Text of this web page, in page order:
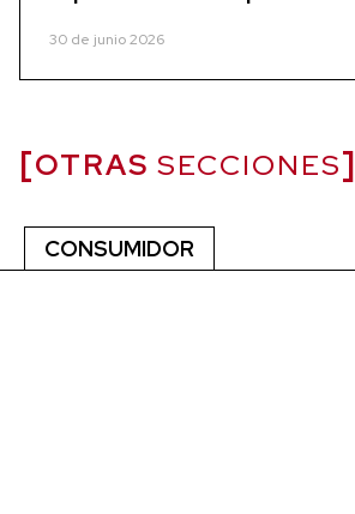
30 de junio 2026
OTRAS SECCIONES
CONSUMIDOR